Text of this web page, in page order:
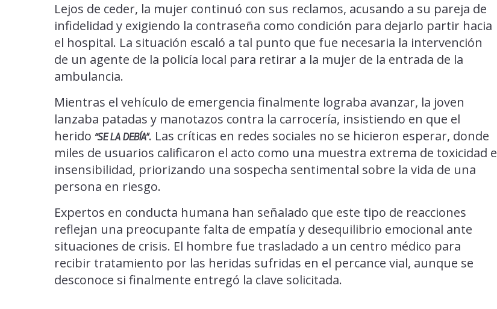
Lejos de ceder, la mujer continuó con sus reclamos, acusando a su pareja de
infidelidad y exigiendo la contraseña como condición para dejarlo partir hacia
el hospital. La situación escaló a tal punto que fue necesaria la intervención
de un agente de la policía local para retirar a la mujer de la entrada de la
ambulancia.
Mientras el vehículo de emergencia finalmente lograba avanzar, la joven
lanzaba patadas y manotazos contra la carrocería, insistiendo en que el
herido “SE LA DEBÍA”. Las críticas en redes sociales no se hicieron esperar, donde
miles de usuarios calificaron el acto como una muestra extrema de toxicidad e
insensibilidad, priorizando una sospecha sentimental sobre la vida de una
persona en riesgo.
Expertos en conducta humana han señalado que este tipo de reacciones
reflejan una preocupante falta de empatía y desequilibrio emocional ante
situaciones de crisis. El hombre fue trasladado a un centro médico para
recibir tratamiento por las heridas sufridas en el percance vial, aunque se
desconoce si finalmente entregó la clave solicitada.